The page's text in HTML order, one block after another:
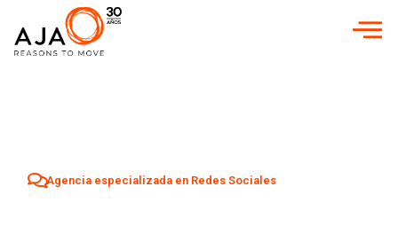
Agencia especializada en Redes Sociales